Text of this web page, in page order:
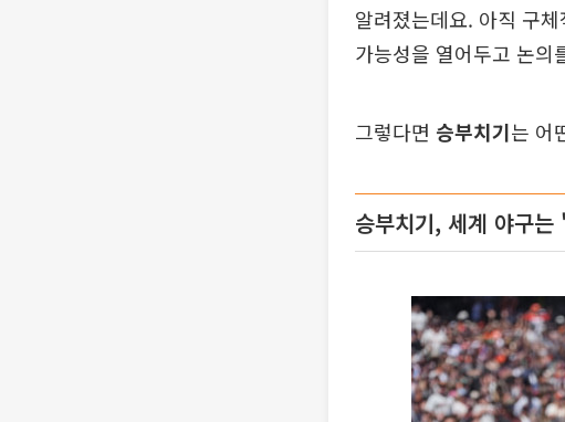
알려졌는데요. 아직 구
가능성을 열어두고 논의
그렇다면 승부치기는 어
승부치기, 세계 야구